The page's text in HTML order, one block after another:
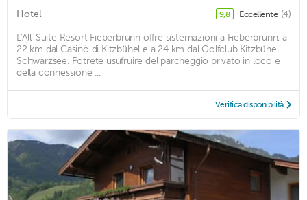
Hotel 9,8 Eccellente (4)
L'All-Suite Resort Fieberbrunn offre sistemazioni a Fieberbrunn, a
22 km dal Casinò di Kitzbühel e a 24 km dal Golfclub Kitzbühel
Schwarzsee. Potrete usufruire del parcheggio privato in loco e
della connessione ...
Verifica disponibilità